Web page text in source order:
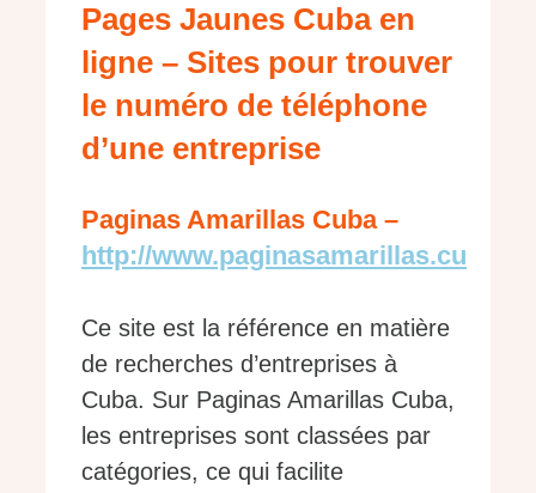
Pages Jaunes Cuba en
ligne – Sites pour trouver
le numéro de téléphone
d’une entreprise
Paginas Amarillas Cuba –
http://www.paginasamarillas.cu
Ce site est la référence en matière
de recherches d’entreprises à
Cuba. Sur Paginas Amarillas Cuba,
les entreprises sont classées par
catégories, ce qui facilite